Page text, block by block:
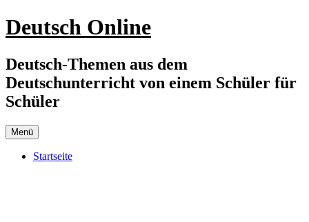
Zum
Inhalt
Deutsch Online
Deutsch-Themen aus dem
Deutschunterricht von einem Schüler für
Schüler
Menü
Startseite